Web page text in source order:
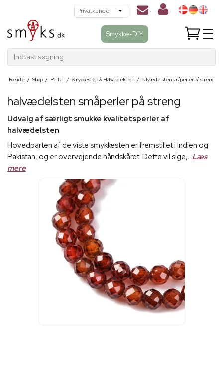
Smykke-DIY
Indtast søgning
Forside / Shop / Perler / Smykkesten & Halvædelsten / halvædelsten småperler på streng
halvædelsten småperler på streng
Udvalg af særligt smukke kvalitetsperler af
halvædelsten
Hovedparten af de viste smykkesten er fremstillet i Indien og
Pakistan, og er overvejende håndskåret. Dette vil sige,...Læs
mere